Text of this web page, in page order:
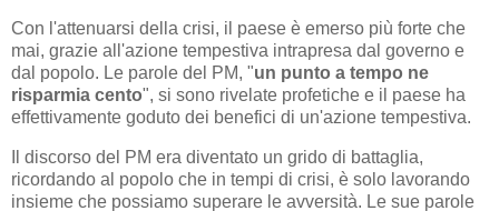
Con l'attenuarsi della crisi, il paese è emerso più forte che
mai, grazie all'azione tempestiva intrapresa dal governo e
dal popolo. Le parole del PM, "un punto a tempo ne
risparmia cento", si sono rivelate profetiche e il paese ha
effettivamente goduto dei benefici di un'azione tempestiva.
Il discorso del PM era diventato un grido di battaglia,
ricordando al popolo che in tempi di crisi, è solo lavorando
insieme che possiamo superare le avversità. Le sue parole